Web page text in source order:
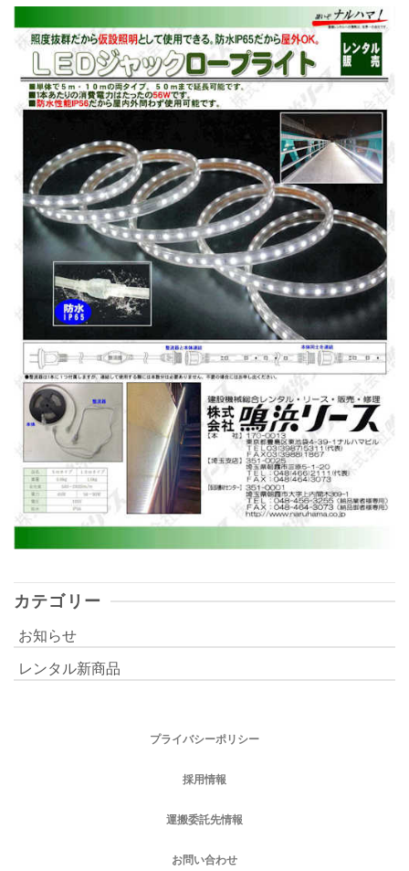
カテゴリー
お知らせ
レンタル新商品
プライバシーポリシー
採用情報
運搬委託先情報
お問い合わせ